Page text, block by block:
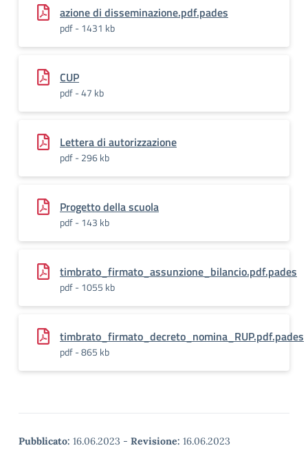
azione di disseminazione.pdf.pades
pdf - 1431 kb
CUP
pdf - 47 kb
Lettera di autorizzazione
pdf - 296 kb
Progetto della scuola
pdf - 143 kb
timbrato_firmato_assunzione_bilancio.pdf.pades
pdf - 1055 kb
timbrato_firmato_decreto_nomina_RUP.pdf.pades
pdf - 865 kb
Pubblicato: 16.06.2023 - Revisione: 16.06.2023